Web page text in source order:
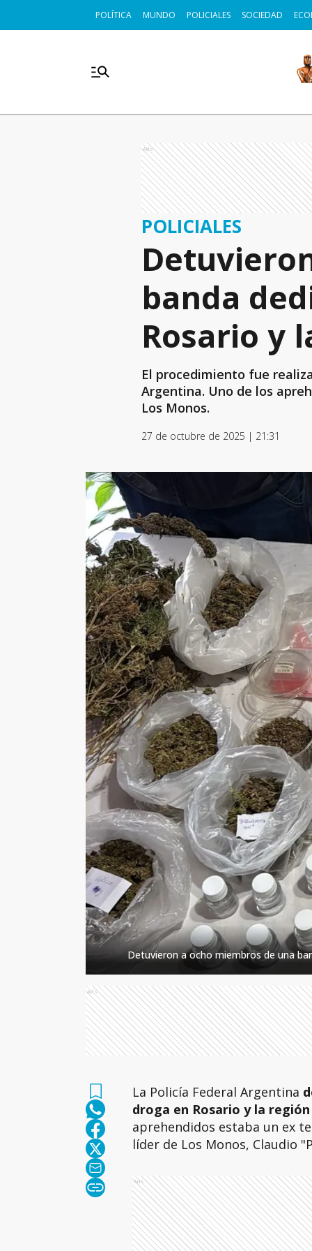
POLÍTICA MUNDO POLICIALES SOCIEDAD
Ads
POLICIALES
banda
Rosario y
El procedimiento fue
Argentina. Uno de los
Los Monos.
27 de octubre de 2025 | 21:31
Detuvieron a ocho miembros de una
Ads
La Policía Federal Argentina
droga en Rosario y la
aprehendidos estaba un ex
líder de Los Monos, Claudio
Ads